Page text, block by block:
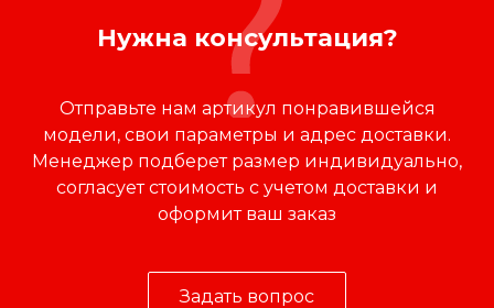
Нужна консультация?
Отправьте нам артикул понравившейся
модели, свои параметры и адрес доставки.
Менеджер подберет размер индивидуально,
согласует стоимость с учетом доставки и
оформит ваш заказ
Задать вопрос